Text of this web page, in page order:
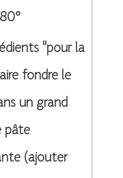
"pour la
fondre le
un grand
pâte
(ajouter